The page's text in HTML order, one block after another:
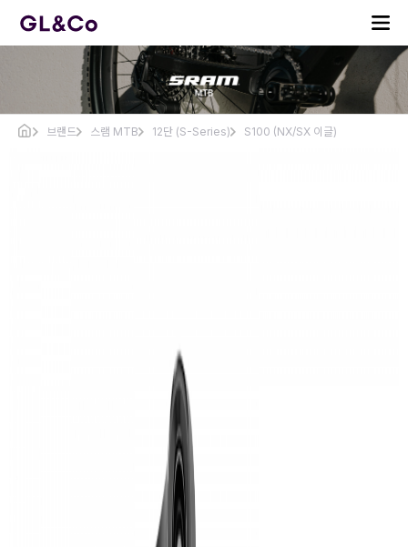
브랜드 스램 MTB 12단 (S-Series) S100 (NX/SX 이글)